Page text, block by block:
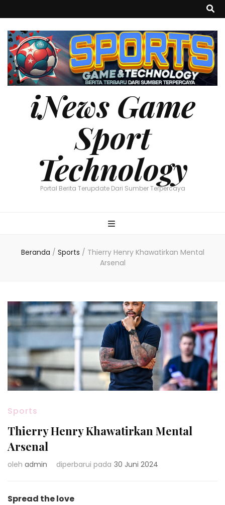
iNews Game
Sport
Technology
Portal Berita Terupdate Dari Sumber Terpercaya
Beranda / Sports / Thierry Henry Khawatirkan Mental
Arsenal
Sports
Thierry Henry Khawatirkan Mental
Arsenal
oleh admin diperbarui pada 30 Juni 2024
Spread the love